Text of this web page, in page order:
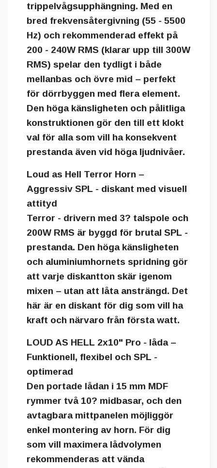
trippelvågsupphängning. Med en
bred frekvensåtergivning (55 - 5500
Hz) och rekommenderad effekt på
200 - 240W RMS (klarar upp till 300W
RMS) spelar den tydligt i både
mellanbas och övre mid – perfekt
för dörrbyggen med flera element.
Den höga känsligheten och pålitliga
konstruktionen gör den till ett klokt
val för alla som vill ha konsekvent
prestanda även vid höga ljudnivåer.
Loud as Hell Terror Horn –
Aggressiv SPL - diskant med visuell
attityd
Terror - drivern med 3? talspole och
200W RMS är byggd för brutal SPL -
prestanda. Den höga känsligheten
och aluminiumhornets spridning gör
att varje diskantton skär igenom
mixen – utan att låta ansträngd. Det
här är en diskant för dig som vill ha
kraft och närvaro från första watt.
LOUD AS HELL 2x10" Pro - låda –
Funktionell, flexibel och SPL -
optimerad
Den portade lådan i 15 mm MDF
rymmer två 10? midbasar, och den
avtagbara mittpanelen möjliggör
enkel montering av horn. För dig
som vill maximera lådvolymen
rekommenderas att vända